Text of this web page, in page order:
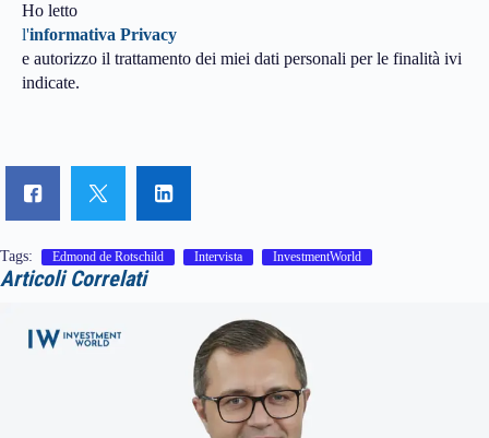
Ho letto
l'informativa Privacy
e autorizzo il trattamento dei miei dati personali per le finalità ivi
indicate.
Tags: Edmond de Rotschild Intervista InvestmentWorld
Articoli Correlati